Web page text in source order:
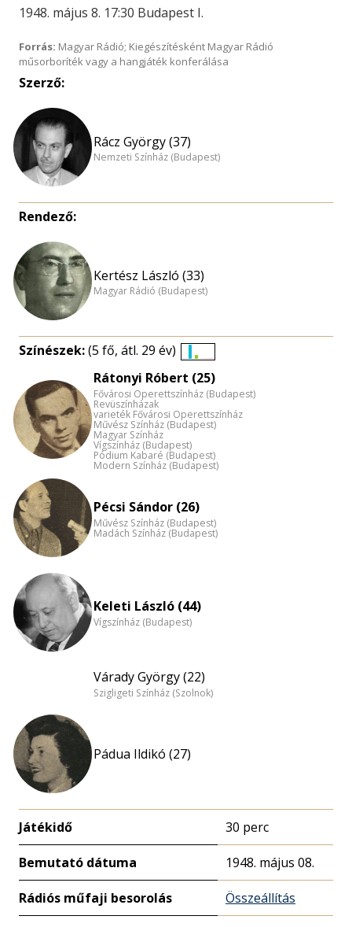
1948. május 8. 17:30 Budapest I.
Forrás: Magyar Rádió; Kiegészítésként Magyar Rádió
műsorboríték vagy a hangjáték konferálása
Szerző:
Rácz György (37)
Nemzeti Színház (Budapest)
Rendező:
Kertész László (33)
Magyar Rádió (Budapest)
Színészek:(5 fő, átl. 29 év)
eloszlás
nagyítása
Rátonyi Róbert (25)
Fővárosi Operettszínház (Budapest)
Revüszínházak
varieték Fővárosi Operettszínház
Művész Színház (Budapest)
Magyar Színház
Vígszínház (Budapest)
Pódium Kabaré (Budapest)
Modern Színház (Budapest)
Pécsi Sándor (26)
Művész Színház (Budapest)
Madách Színház (Budapest)
Keleti László (44)
Vígszínház (Budapest)
Várady György (22)
Szigligeti Színház (Szolnok)
Pádua Ildikó (27)
Játékidő 30 perc
Bemutató dátuma 1948. május 08.
Rádiós műfaji besorolás Összeállítás